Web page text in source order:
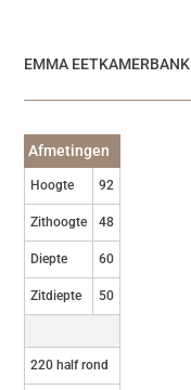
EMMA EETKAMERBANK
Afmetingen
Hoogte 92
Zithoogte 48
Diepte 60
Zitdiepte 50
220 half rond